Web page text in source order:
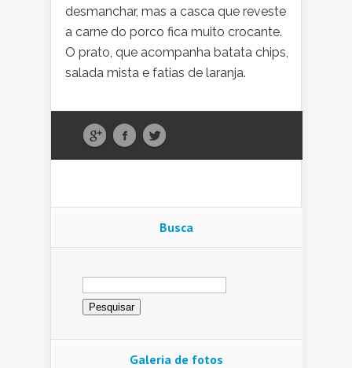
desmanchar, mas a casca que reveste
a carne do porco fica muito crocante.
O prato, que acompanha batata chips,
salada mista e fatias de laranja.
Busca
Pesquisar
por:
Galeria de fotos